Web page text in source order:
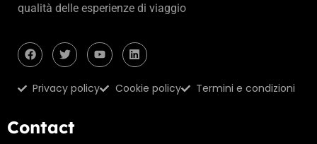
qualità delle esperienze di viaggio
Privacy policy Cookie policy Termini e condizioni
Contact